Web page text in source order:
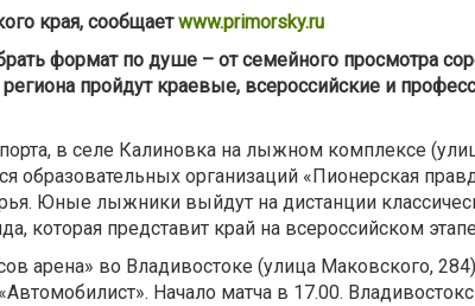
края, сообщаетwww.primorsky.ru
формат по душе – от семейного просмотра
пройдут краевые, всероссийские и
в селе Калиновка на лыжном комплексе
организаций «Пионерская
Юные лыжники выйдут на дистанции
которая представит край на всероссийском
арена» во Владивостоке (улица Маковского,
Начало матча в 17.00.